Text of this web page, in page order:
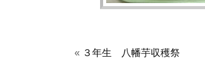
« ３年生 八幡芋収穫祭